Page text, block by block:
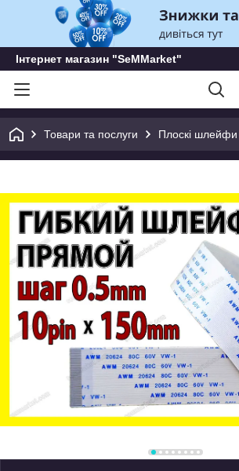
Інтернет магазин "SeMMarket"
Товари та послуги Плоскі шлейфи